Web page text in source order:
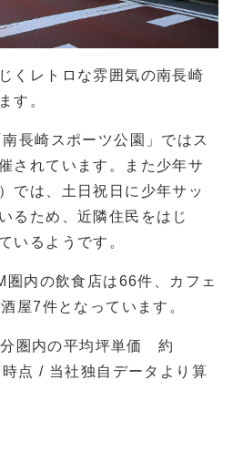
くレトロな雰囲気の南長崎
す。
長崎スポーツ公園」ではス
されています。また少年サ
では、土日祝日に少年サッ
るため、近隣住民をはじ
いるようです。
内の飲食店は66件、カフェ
屋7件となっています。
分圏内の平均坪単価 約
点 / 当社独自データより算